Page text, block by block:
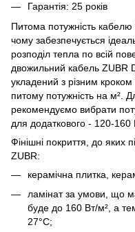
Гарантія: 25 років
Питома потужність
чому забезпечується
розподіл тепла по всій
двожильний кабель ZUBR
укладений з різним кроком
питому потужність на м².
рекомендуємо вибрати
для додаткового - 120-160
Фінішні покриття, до яких
ZUBR:
керамічна плитка,
ламінат за умови, що
буде до 160 Вт/м², а
27°C;